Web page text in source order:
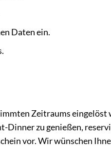
Daten ein.
Zeitraums eingelöst
zu genießen,
vor. Wir wünschen